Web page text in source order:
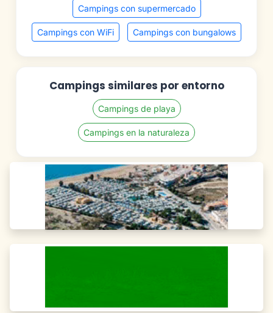
Campings con supermercado
Campings con WiFi Campings con bungalows
Campings similares por entorno
Campings de playa
Campings en la naturaleza